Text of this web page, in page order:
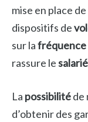
mise en place
dispositifs de
sur lafréquence
rassure lesalarié
La possibilitéde
d’obtenir des